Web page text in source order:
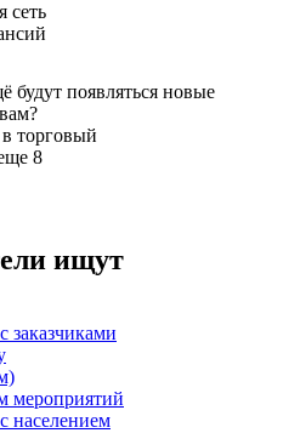
будут появляться новые
в торговый
8
ищут
заказчиками
мероприятий
населением